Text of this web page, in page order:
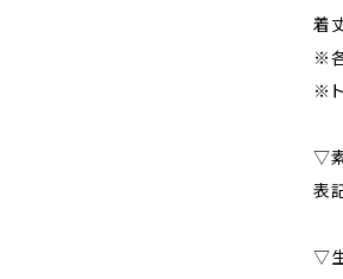
着
※
※
▽
表
▽